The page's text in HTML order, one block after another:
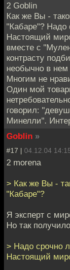
2 Goblin
Как же Вы -
"Кабаре"? Надо
Настоящий
вместе с
контрасту
необычно в
Многим не
Один мой
говорил:
Минелли".
Goblin »
#17 | 04.12.04
2 morena
> Как же Вы -
"Кабаре"?
Я эксперт с
Но так
> Надо срочно
Настоящий